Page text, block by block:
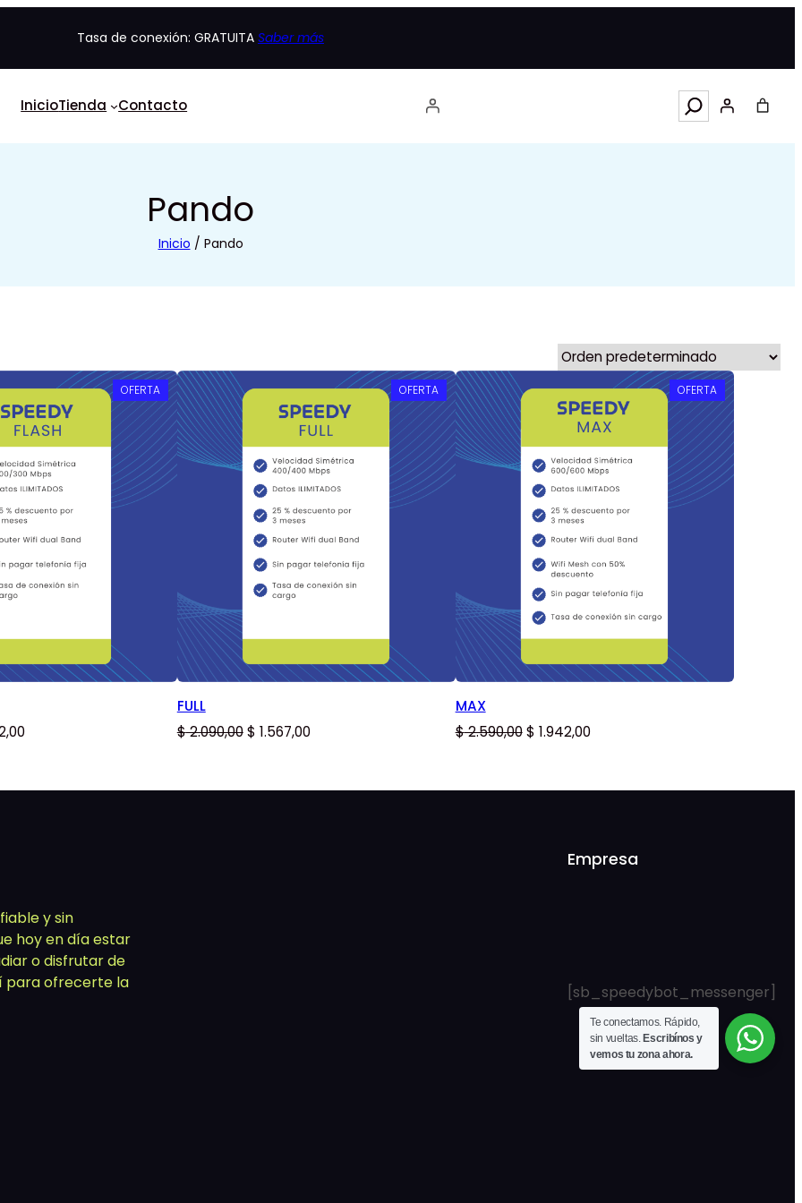
Tasa de conexión: GRATUITA Saber más
InicioTienda Contacto Search
Pando
Inicio / Pando
OFERTAPRODUCTO
EN
OFERTA
El
es:
OFERTAPRODUCTO
EN
OFERTA
FULL
$2.090,00 El
era:
$ 1.567,00El
es:
OFERTAPRODUCTO
EN
OFERTA
MAX
$2.590,00 El
era:
$ 1.942,00El
es:
y sin
hoy en día estar
o disfrutar de
para ofrecerte la
Empresa
[sb_speedybot_messenger]
Te conectamos. Rápido,
sin vueltas. Escribínos y
vemos tu zona ahora.